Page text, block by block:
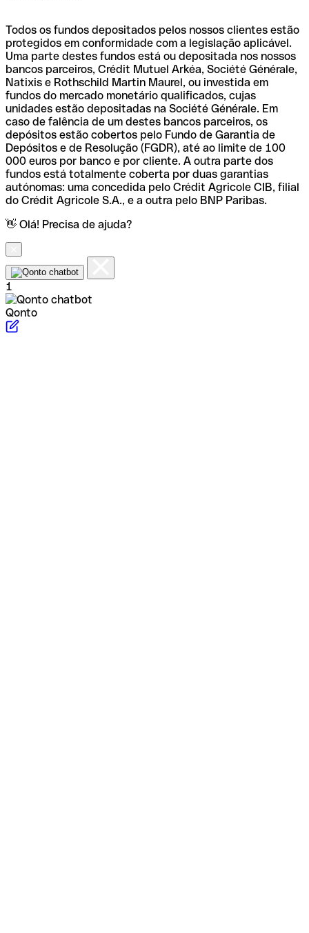
Todos os fundos depositados pelos nossos clientes estão
protegidos em conformidade com a legislação aplicável.
Uma parte destes fundos está ou depositada nos nossos
bancos parceiros, Crédit Mutuel Arkéa, Société Générale,
Natixis e Rothschild Martin Maurel, ou investida em
fundos do mercado monetário qualificados, cujas
unidades estão depositadas na Société Générale. Em
caso de falência de um destes bancos parceiros, os
depósitos estão cobertos pelo Fundo de Garantia de
Depósitos e de Resolução (FGDR), até ao limite de 100
000 euros por banco e por cliente. A outra parte dos
fundos está totalmente coberta por duas garantias
autónomas: uma concedida pelo Crédit Agricole CIB, filial
do Crédit Agricole S.A., e a outra pelo BNP Paribas.
👋 Olá! Precisa de ajuda?
1
Qonto